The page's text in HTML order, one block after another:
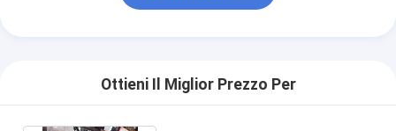
Ottieni Il Miglior Prezzo Per